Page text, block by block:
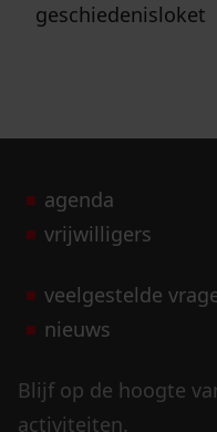
geschiedenisloket
agenda
vrijwilligers
veelgestelde
nieuws
Blijf op de hoogte
activiteiten.